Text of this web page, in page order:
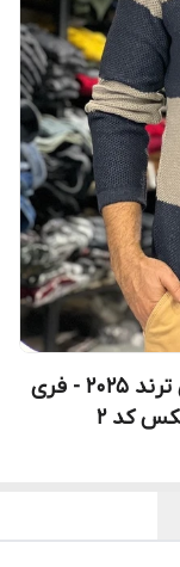
پلیور رینگری بافت زنبوری0کرم قهوه ای ترند 2025 - فری
کد ۲